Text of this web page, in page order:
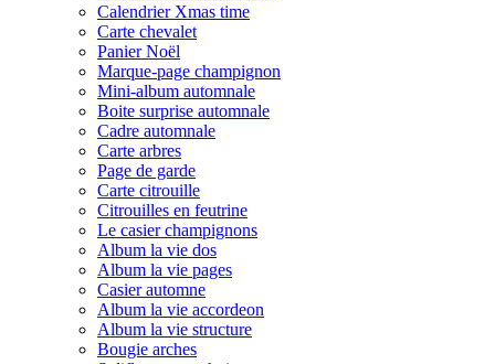
Calendrier Xmas time
Carte chevalet
Panier Noël
Marque-page champignon
Mini-album automnale
Boite surprise automnale
Cadre automnale
Carte arbres
Page de garde
Carte citrouille
Citrouilles en feutrine
Le casier champignons
Album la vie dos
Album la vie pages
Casier automne
Album la vie accordeon
Album la vie structure
Bougie arches